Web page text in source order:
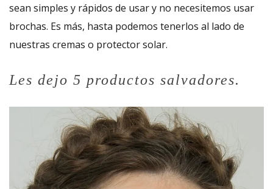
sean simples y rápidos de usar y no necesitemos usar
brochas. Es más, hasta podemos tenerlos al lado de
nuestras cremas o protector solar.
Les dejo 5 productos salvadores.